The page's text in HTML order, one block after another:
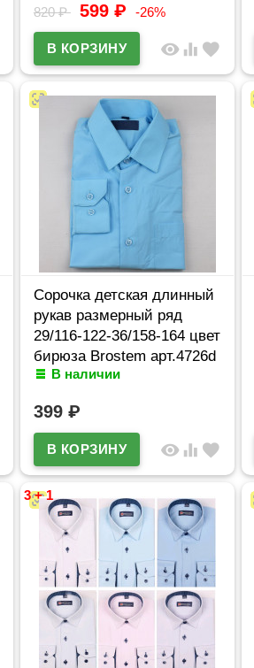
820₽ 599 ₽ -26%
visibility equalizer favorite
Сорочка детская длинный
рукав размерный ряд
29/116-122-36/158-164 цвет
бирюза Brostem арт.4726d
В наличии
399 ₽
visibility equalizer favorite
3 + 1